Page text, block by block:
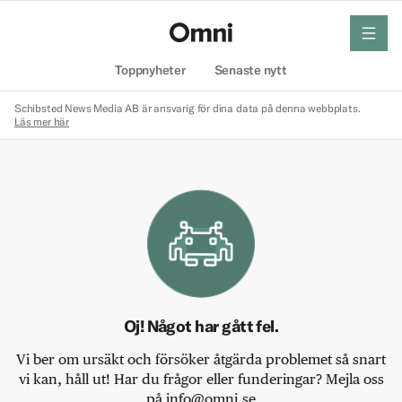
Toppnyheter Senaste nytt
meny
Schibsted News Media AB är ansvarig för dina data på denna webbplats.
Läs mer här
Oj! Något har gått fel.
Vi ber om ursäkt och försöker åtgärda problemet så snart
vi kan, håll ut! Har du frågor eller funderingar? Mejla oss